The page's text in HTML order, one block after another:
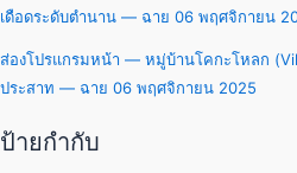
เดือดระดับตำนาน — ฉาย 06 พฤศจิกายน
ส่องโปรแกรมหน้า — หมู่บ้านโคกะโหลก
ประสาท — ฉาย 06 พฤศจิกายน 2025
ป้ายกำกับ